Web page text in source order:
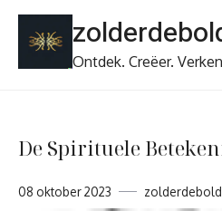
Ontdek. Creëer.
De Spirituele
08 oktober 2023